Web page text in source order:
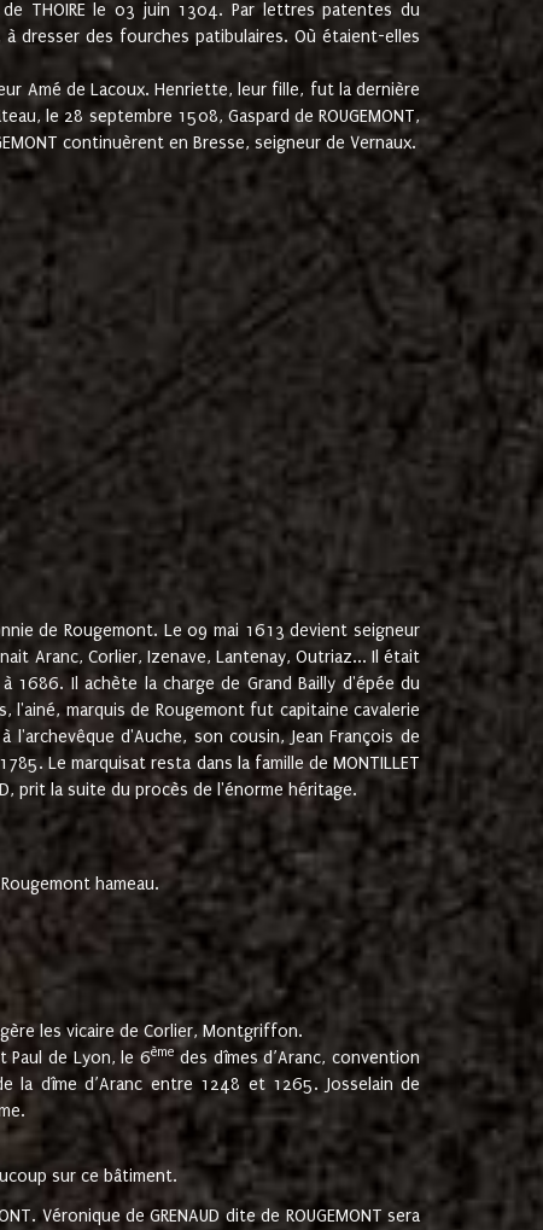
THOIRE le 03 juin 1304. Par lettres patentes du
dresser des fourches patibulaires. Où étaient-elles
Amé de Lacoux. Henriette, leur fille, fut la dernière
le 28 septembre 1508, Gaspard de ROUGEMONT,
continuèrent en Bresse, seigneur de Vernaux.
de Rougemont. Le 09 mai 1613 devient seigneur
Aranc, Corlier, Izenave, Lantenay, Outriaz... Il était
1686. Il achète la charge de Grand Bailly d'épée du
l'ainé, marquis de Rougemont fut capitaine cavalerie
d'Auche, son cousin, Jean François de
Le marquisat resta dans la famille de MONTILLET
prit la suite du procès de l'énorme héritage.
hameau.
les vicaire de Corlier, Montgriffon.
Paul de Lyon, le 6ème des dîmes d’Aranc, convention
la dîme d’Aranc entre 1248 et 1265. Josselain de
sur ce bâtiment.
Véronique de GRENAUD dite de ROUGEMONT sera